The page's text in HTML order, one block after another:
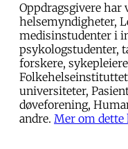
Oppdragsgivere har
helsemyndigheter,
medisinstudenter i
psykologstudenter,
forskere,
universiteter,
døveforening,
andre. Mer om dette